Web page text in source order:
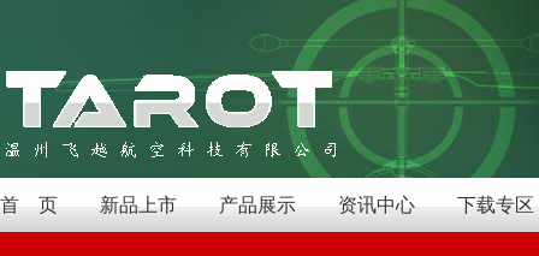
首 页 新品上市 产品展示 资讯中心 下载专区